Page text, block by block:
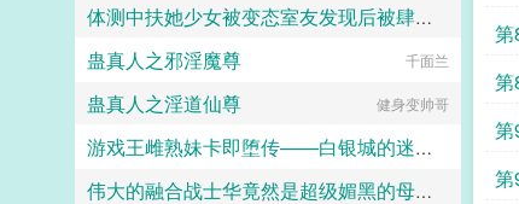
第
第
第
第
体测中扶她少女被变态室友发现后被肆意玩弄
愿璀璨的北极光永远闪耀
蛊真人之邪淫魔尊 千面兰
蛊真人之淫道仙尊 健身变帅哥
游戏王雌熟妹卡即堕传——白银城的迷宫主?拉比丽斯篇
伟大的融合战士华竟然是超级媚黑的母猪便器这件事